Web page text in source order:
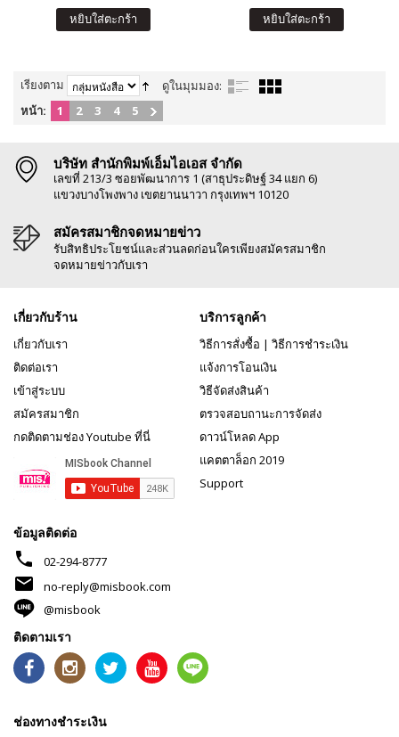
หยิบใส่ตะกร้า หยิบใส่ตะกร้า
เรียงตาม
ดูในมุมมอง:
หน้า:
1 2 3 4 5
บริษัท สำนักพิมพ์เอ็มไอเอส จำกัด
เลขที่ 213/3 ซอยพัฒนาการ 1 (สาธุประดิษฐ์ 34 แยก 6)
แขวงบางโพงพาง เขตยานนาวา กรุงเทพฯ 10120
สมัครสมาชิกจดหมายข่าว
รับสิทธิประโยชน์และส่วนลดก่อนใครเพียงสมัครสมาชิก
จดหมายข่าวกับเรา
เกี่ยวกับร้าน
เกี่ยวกับเรา
ติดต่อเรา
เข้าสู่ระบบ
สมัครสมาชิก
กดติดตามช่อง Youtube ที่นี่
บริการลูกค้า
วิธีการสั่งซื้อ | วิธีการชำระเงิน
แจ้งการโอนเงิน
วิธีจัดส่งสินค้า
ตรวจสอบถานะการจัดส่ง
ดาวน์โหลด App
แคตตาล็อก 2019
Support
ข้อมูลติดต่อ
phone 02-294-8777
mail
no-reply@misbook.com
@misbook
ติดตามเรา
ช่องทางชำระเงิน